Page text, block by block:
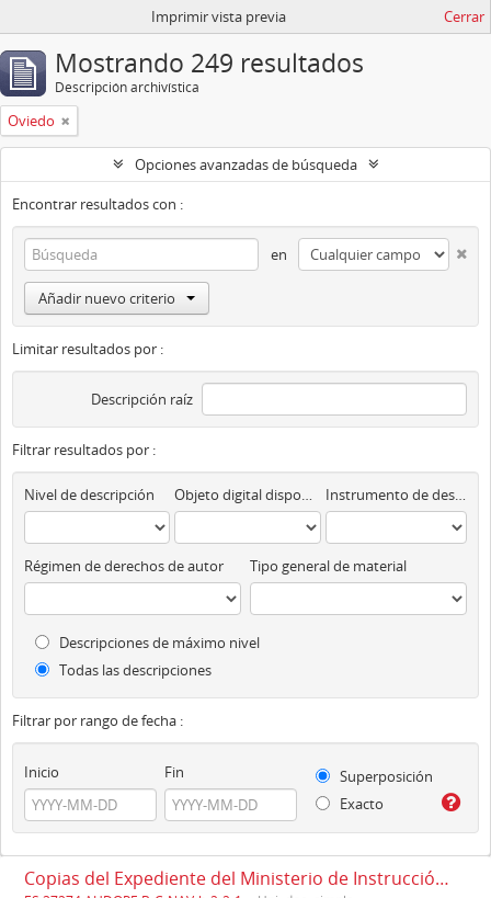
Imprimir vista previa Cerrar
Mostrando 249 resultados
Descripción archivística
Oviedo
Opciones avanzadas de búsqueda
Encontrar resultados con :
en
Añadir nuevo criterio
Limitar resultados por :
Descripción raíz
Filtrar resultados por :
Nivel de descripción Objeto digital disponibles Instrumento de descripción
Régimen de derechos de autor Tipo general de material
Descripciones de máximo nivel
Todas las descripciones
Filtrar por rango de fecha :
Inicio Fin
Superposición
Exacto
Copias del Expediente del Ministerio de Instrucción Pública y Bellas Artes Relacionado con la fundación del Colegio de Navelgas.